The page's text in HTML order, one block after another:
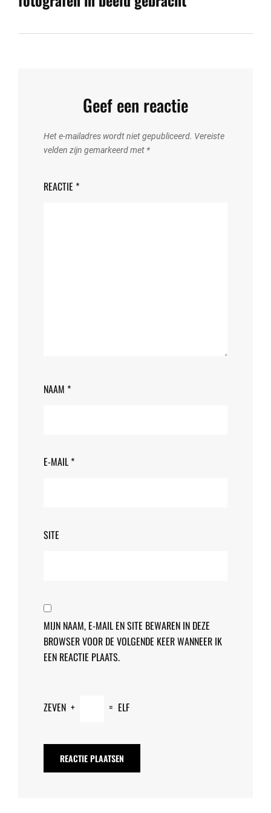
Geef een reactie
Het e-mailadres wordt niet gepubliceerd. Vereiste
velden zijn gemarkeerd met *
REACTIE *
NAAM *
E-MAIL*
SITE
MIJN NAAM, E-MAIL EN SITE BEWAREN IN DEZE
BROWSER VOOR DE VOLGENDE KEER WANNEER IK
EEN REACTIE PLAATS.
ZEVEN + = ELF